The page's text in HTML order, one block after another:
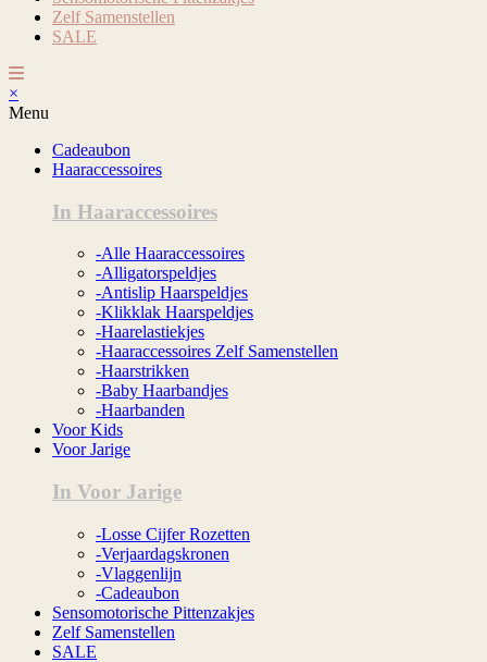
Zelf Samenstellen
SALE
×
Menu
Cadeaubon
Haaraccessoires
In Haaraccessoires
-Alle Haaraccessoires
-Alligatorspeldjes
-Antislip Haarspeldjes
-Klikklak Haarspeldjes
-Haarelastiekjes
-Haaraccessoires Zelf Samenstellen
-Haarstrikken
-Baby Haarbandjes
-Haarbanden
Voor Kids
Voor Jarige
In Voor Jarige
-Losse Cijfer Rozetten
-Verjaardagskronen
-Vlaggenlijn
-Cadeaubon
Sensomotorische Pittenzakjes
Zelf Samenstellen
SALE